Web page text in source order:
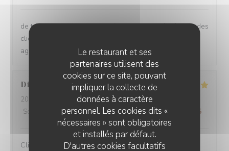
Le restaurant et ses
partenaires utilisent des
cookies sur ce site, pouvant
impliquer la collecte de
données à caractère
personnel. Les cookies dits «
nécessaires » sont obligatoires
et installés par défaut.
D'autres cookies facultatifs
de très bon professionnels très avenants et à l'écoute des
clients. Plats variés et très abondants. Un moment très
agréable à passer sur la terrasse extérieure.
Diana
2026-07-06
- 12:00 - Couverts 3
Service
Ambiance: 5 /5 Cuisine: 5/5 Qualité / Prix /5
Clients depuis plusieurs années. Qualité,